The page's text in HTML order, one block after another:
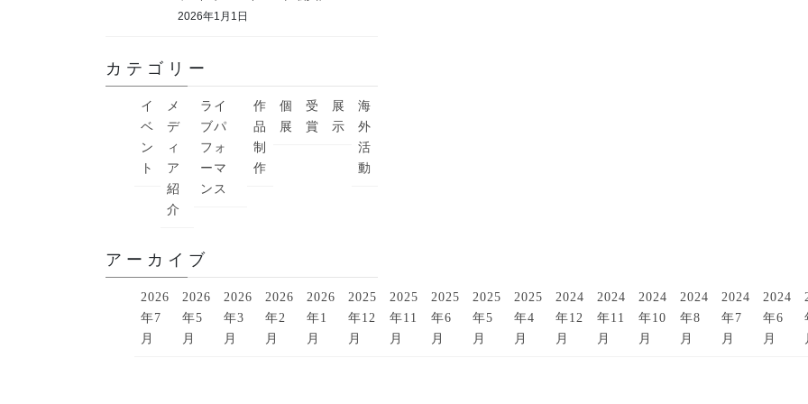
2026年1月1日
カテゴリー
イ
ベ
ン
ト
メ
デ
ィ
ア
紹
介
ライ
ブパ
フォ
ーマ
ンス
作
品
制
作
個
展
受
賞
展
示
海
外
活
動
アーカイブ
2026
年7
月
2026
年5
月
2026
年3
月
2026
年2
月
2026
年1
月
2025
年12
月
2025
年11
月
2025
年6
月
2025
年5
月
2025
年4
月
2024
年12
月
2024
年11
月
2024
年10
月
2024
年8
月
2024
年7
月
2024
年6
月